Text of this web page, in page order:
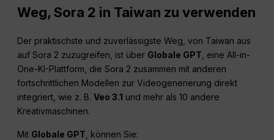
Weg, Sora 2 in Taiwan zu verwenden
Der praktischste und zuverlässigste Weg, von Taiwan aus
auf Sora 2 zuzugreifen, ist über Globale GPT, eine All-in-
One-KI-Plattform, die Sora 2 zusammen mit anderen
fortschrittlichen Modellen zur Videogenerierung direkt
integriert, wie z. B.Veo 3.1 und mehr als 10 andere
Kreativmaschinen.
Mit Globale GPT , können Sie: